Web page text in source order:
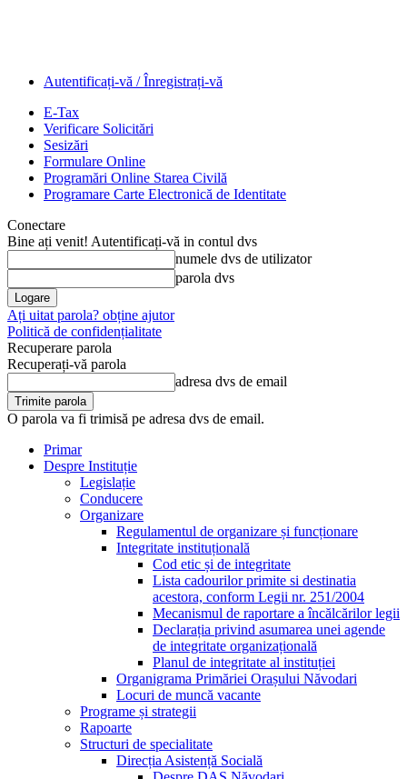
Autentificați-vă / Înregistrați-vă
E-Tax
Verificare Solicitări
Sesizări
Formulare Online
Programări Online Starea Civilă
Programare Carte Electronică de Identitate
Conectare
Bine ați venit! Autentificați-vă in contul dvs
numele dvs de utilizator
parola dvs
Ați uitat parola? obține ajutor
Politică de confidențialitate
Recuperare parola
Recuperați-vă parola
adresa dvs de email
O parola va fi trimisă pe adresa dvs de email.
Primar
Despre Instituție
Legislație
Conducere
Organizare
Regulamentul de organizare și funcționare
Integritate instituțională
Cod etic și de integritate
Lista cadourilor primite si destinatia
acestora, conform Legii nr. 251/2004
Mecanismul de raportare a încălcărilor legii
Declarația privind asumarea unei agende
de integritate organizațională
Planul de integritate al instituției
Organigrama Primăriei Orașului Năvodari
Locuri de muncă vacante
Programe și strategii
Rapoarte
Structuri de specialitate
Direcția Asistență Socială